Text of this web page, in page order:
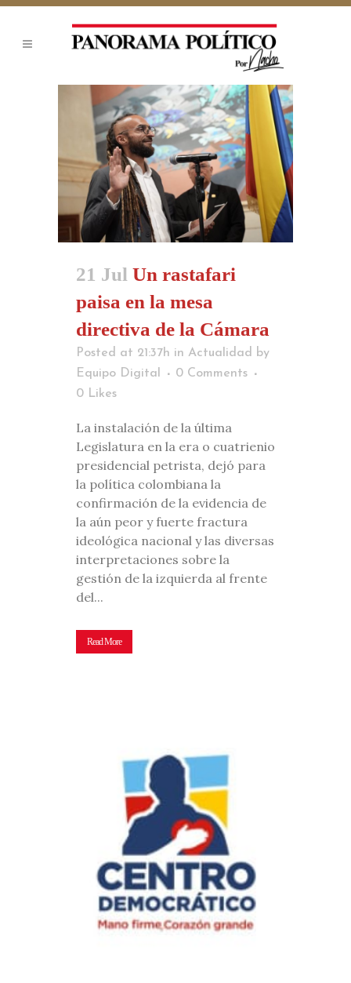
21 Jul Un rastafari
paisa en la mesa
directiva de la Cámara
Posted at 21:37h in Actualidad
by
Equipo Digital
0 Comments
0 Likes
La instalación de la última
Legislatura en la era o cuatrienio
presidencial petrista, dejó para
la política colombiana la
confirmación de la evidencia de
la aún peor y fuerte fractura
ideológica nacional y las diversas
interpretaciones sobre la
gestión de la izquierda al frente
del...
Read More